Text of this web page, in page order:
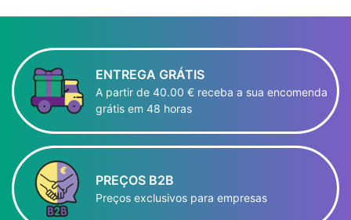
ENTREGA GRÁTIS
A partir de 40.00 € receba a sua encomenda
grátis em 48 horas
PREÇOS B2B
Preços exclusivos para empresas